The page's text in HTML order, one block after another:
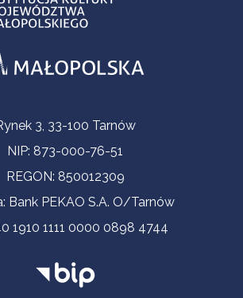
3, 33-100 Tarnów
NIP: 873-000-76-51
REGON: 850012309
Bank PEKAO S.A. O/Tarnów
1910 1111 0000 0898 4744